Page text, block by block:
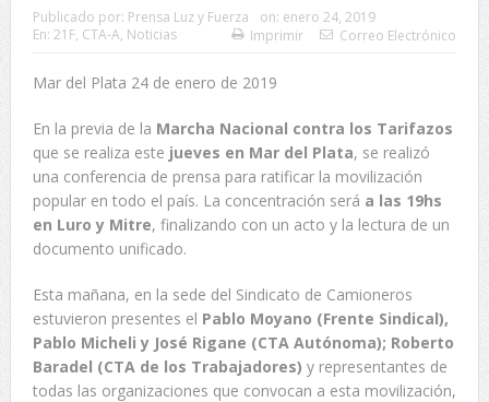
Publicado por: Prensa Luz y Fuerza on: enero 24, 2019
En: 21F, CTA-A, Noticias Imprimir Correo Electrónico
Mar del Plata 24 de enero de 2019
En la previa de la Marcha Nacional contra los Tarifazos
que se realiza este jueves en Mar del Plata, se realizó
una conferencia de prensa para ratificar la movilización
popular en todo el país. La concentración será a las 19hs
en Luro y Mitre, finalizando con un acto y la lectura de un
documento unificado.
Esta mañana, en la sede del Sindicato de Camioneros
estuvieron presentes el Pablo Moyano (Frente Sindical),
Pablo Micheli y José Rigane (CTA Autónoma); Roberto
Baradel (CTA de los Trabajadores) y representantes de
todas las organizaciones que convocan a esta movilización,